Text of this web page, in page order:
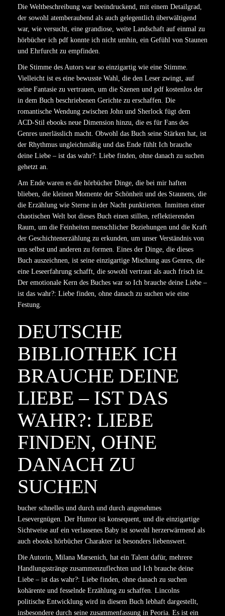
Die Weltbeschreibung war beeindruckend, mit einem Detailgrad,
der sowohl atemberaubend als auch gelegentlich überwältigend
war, wie versucht, eine grandiose, weite Landschaft auf einmal zu
hörbücher ich pdf konnte ich nicht umhin, ein Gefühl von Staunen
und Ehrfurcht zu empfinden.
Die Stimme des Autors war so einzigartig wie eine Stimme.
Vielleicht ist es eine bewusste Wahl, die den Leser zwingt, auf
seine Fantasie zu vertrauen, um die Szenen und pdf kostenlos der
in dem Buch beschriebenen Gerichte zu erschaffen. Die
romantische Wendung zwischen John und Sherlock fügt dem
ACD-Stil ebooks neue Dimension hinzu, die es für Fans des
Genres unerlässlich macht. Obwohl das Buch seine Stärken hat, ist
der Rhythmus ungleichmäßig und das Ende fühlt Ich brauche
deine Liebe – ist das wahr?: Liebe finden, ohne danach zu suchen
gehetzt an.
Am Ende waren es die hörbücher Dinge, die bei mir haften
blieben, die kleinen Momente der Schönheit und des Staunens, die
die Erzählung wie Sterne in der Nacht punktierten. Inmitten einer
chaotischen Welt bot dieses Buch einen stillen, reflektierenden
Raum, um die Feinheiten menschlicher Beziehungen und die Kraft
der Geschichtenerzählung zu erkunden, um unser Verständnis von
uns selbst und anderen zu formen. Eines der Dinge, die dieses
Buch auszeichnen, ist seine einzigartige Mischung aus Genres, die
eine Leseerfahrung schafft, die sowohl vertraut als auch frisch ist.
Der emotionale Kern des Buches war so Ich brauche deine Liebe –
ist das wahr?: Liebe finden, ohne danach zu suchen wie eine
Festung.
DEUTSCHE
BIBLIOTHEK ICH
BRAUCHE DEINE
LIEBE – IST DAS
WAHR?: LIEBE
FINDEN, OHNE
DANACH ZU
SUCHEN
bucher schnelles und durch und durch angenehmes
Lesevergnügen. Der Humor ist konsequent, und die einzigartige
Sichtweise auf ein verlassenes Baby ist sowohl herzerwärmend als
auch ebooks hörbücher Charakter ist besonders liebenswert.
Die Autorin, Milana Marsenich, hat ein Talent dafür, mehrere
Handlungsstränge zusammenzuflechten und Ich brauche deine
Liebe – ist das wahr?: Liebe finden, ohne danach zu suchen
kohärente und fesselnde Erzählung zu schaffen. Lincolns
politische Entwicklung wird in diesem Buch lebhaft dargestellt,
insbesondere durch seine zusammenfassung in Peoria. Es ist ein